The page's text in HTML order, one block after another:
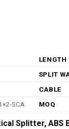
LENGTH
SPLIT
CABLE
SCA MOQ
Splitter, ABS